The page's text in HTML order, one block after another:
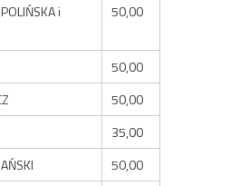
i
50,00
50,00
50,00
35,00
50,00